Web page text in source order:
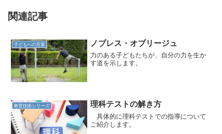
関連記事
子どもへの言葉 ノブレス・オブリージュ
力のある子どもたちが、自分の力を生か
す道を示します。
教育技術シリーズ 理科テストの解き方
具体的に理科テストでの指導について
ご紹介します。